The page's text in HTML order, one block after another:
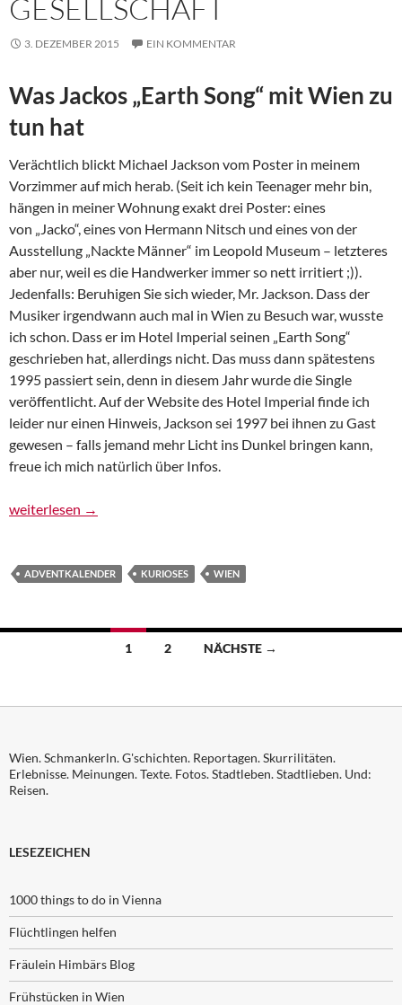
GESELLSCHAFT
3. DEZEMBER 2015 EIN KOMMENTAR
Was Jackos „Earth Song“ mit Wien zu
tun hat
Verächtlich blickt Michael Jackson vom Poster in meinem
Vorzimmer auf mich herab. (Seit ich kein Teenager mehr bin,
hängen in meiner Wohnung exakt drei Poster: eines
von „Jacko“, eines von Hermann Nitsch und eines von der
Ausstellung „Nackte Männer“ im Leopold Museum – letzteres
aber nur, weil es die Handwerker immer so nett irritiert ;)).
Jedenfalls: Beruhigen Sie sich wieder, Mr. Jackson. Dass der
Musiker irgendwann auch mal in Wien zu Besuch war, wusste
ich schon. Dass er im Hotel Imperial seinen „Earth Song“
geschrieben hat, allerdings nicht. Das muss dann spätestens
1995 passiert sein, denn in diesem Jahr wurde die Single
veröffentlicht. Auf der Website des Hotel Imperial finde ich
leider nur einen Hinweis, Jackson sei 1997 bei ihnen zu Gast
gewesen – falls jemand mehr Licht ins Dunkel bringen kann,
freue ich mich natürlich über Infos.
Adventkalender, 3. Türchen: Michael Jackson in guter
weiterlesen →
ADVENTKALENDER KURIOSES WIEN
Beitragsnavigation
1 2 NÄCHSTE →
Wien. Schmankerln. G'schichten. Reportagen. Skurrilitäten.
Erlebnisse. Meinungen. Texte. Fotos. Stadtleben. Stadtlieben. Und:
Reisen.
LESEZEICHEN
1000 things to do in Vienna
Flüchtlingen helfen
Fräulein Himbärs Blog
Frühstücken in Wien